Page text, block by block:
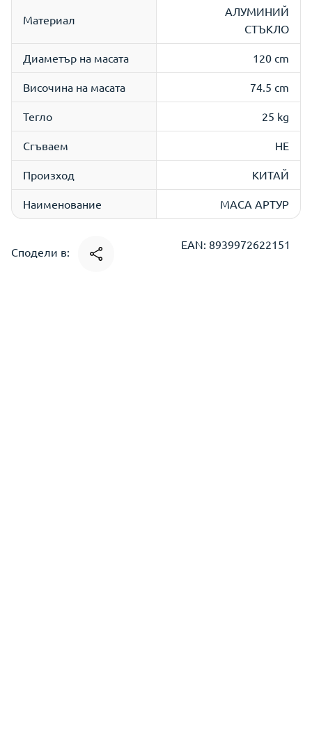
Материал
АЛУМИНИЙ
СТЪКЛО
Диаметър на масата 120 cm
Височина на масата 74.5 cm
Тегло 25 kg
Сгъваем НЕ
Произход КИТАЙ
Наименование МАСА АРТУР
Сподели в:
EAN: 8939972622151